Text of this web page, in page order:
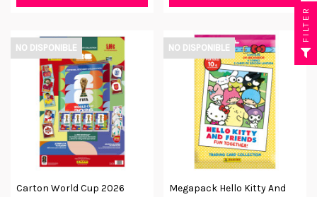
Carton World Cup 2026
NO DISPONIBLE
Megapack Hello Kitty And
NO DISPONIBLE
FILTER